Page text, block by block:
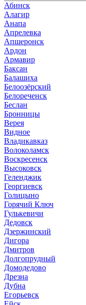
Абинск
Алагир
Анапа
Апрелевка
Апшеронск
Ардон
Армавир
Баксан
Балашиха
Белоозёрский
Белореченск
Беслан
Бронницы
Верея
Видное
Владикавказ
Волоколамск
Воскресенск
Высоковск
Геленджик
Георгиевск
Голицыно
Горячий Ключ
Гулькевичи
Дедовск
Дзержинский
Дигора
Дмитров
Долгопрудный
Домодедово
Дрезна
Дубна
Егорьевск